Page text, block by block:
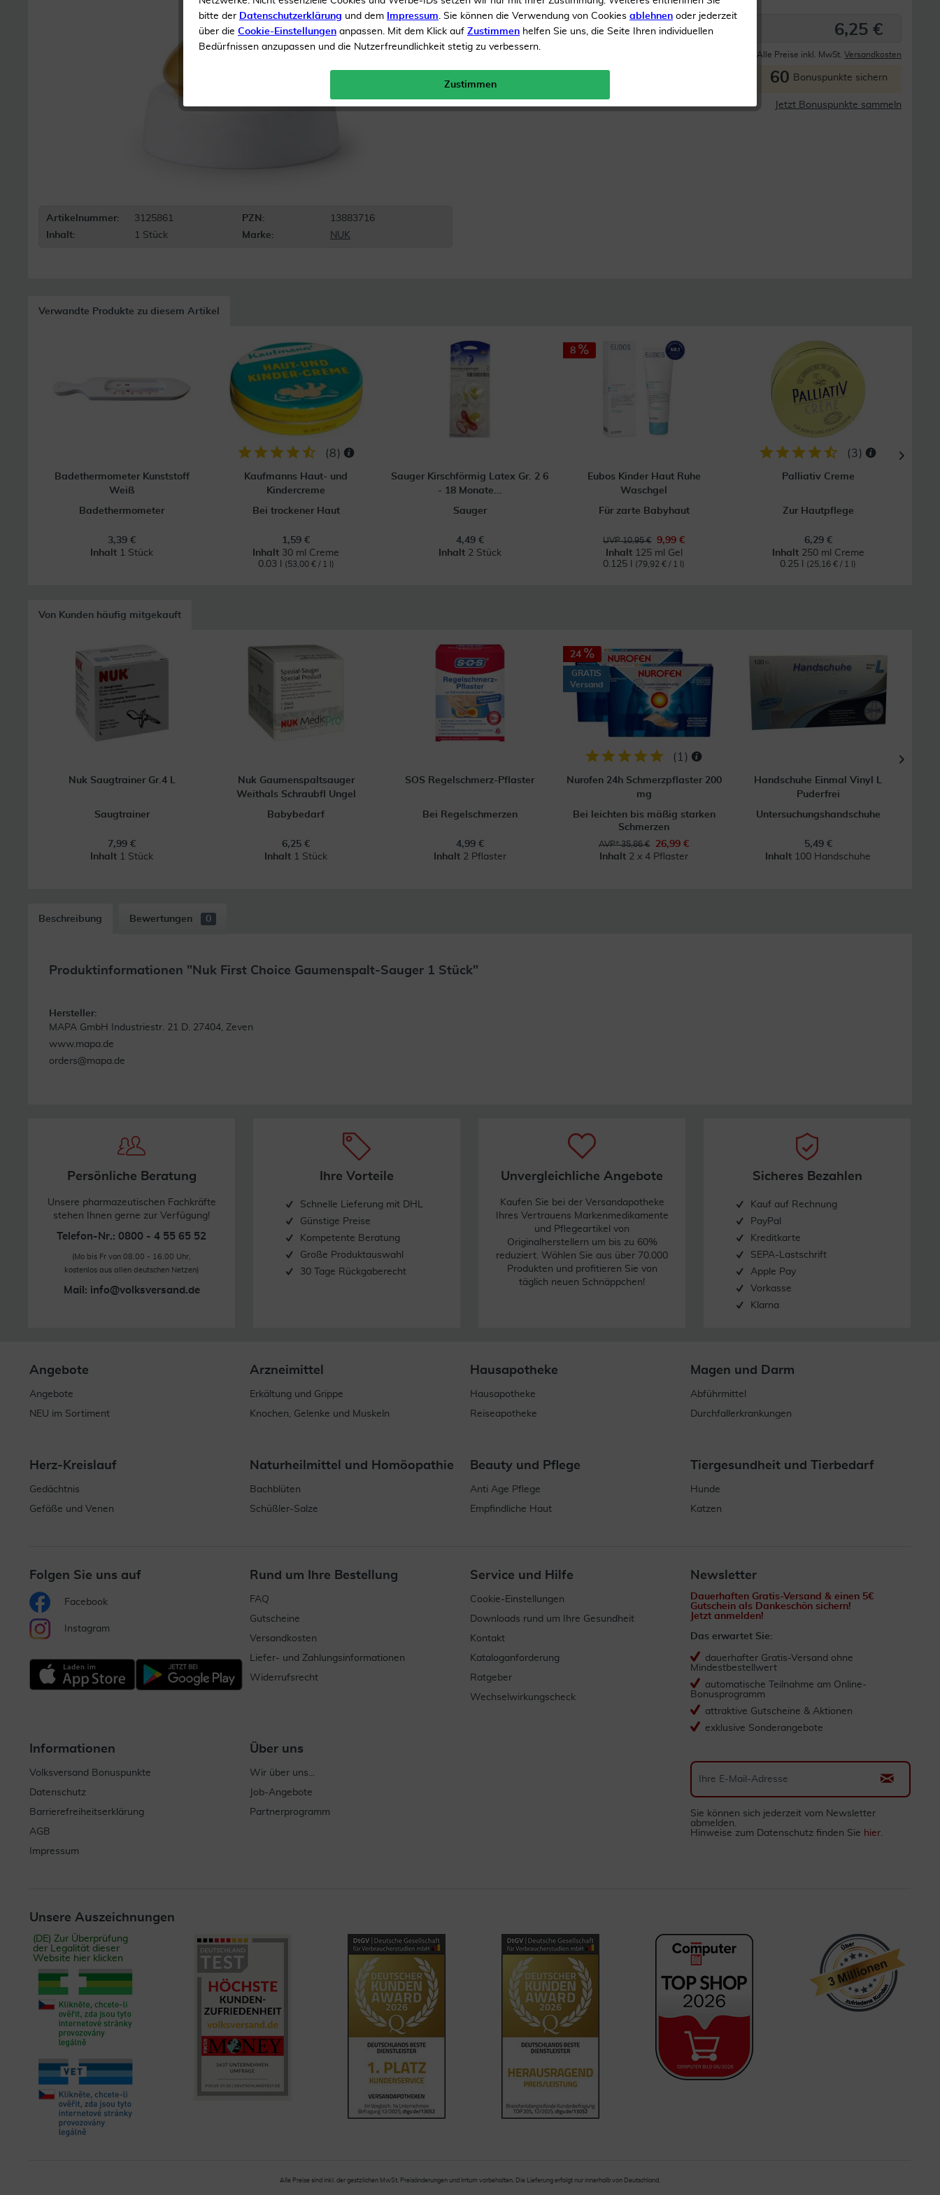
Artikelnummer: 3125861 PZN:
13883716
Inhalt:
1 Stück Marke: NUK
Inhalt1 Stück 6,25 €
Alle Preise inkl. MwSt. Versandkosten
60 Bonuspunkte sichern
Jetzt Bonuspunkte sammeln
Verwandte Produkte zu diesem Artikel
Badethermometer Kunststoff
Weiß
Badethermometer
3,39 €
Inhalt 1 Stück
(8)
Kaufmanns Haut- und
Kindercreme
Bei trockener Haut
1,59 €
Inhalt 30 ml Creme
0.03 l
(53,00 € / 1 l)
Sauger Kirschförmig Latex Gr. 2 6
- 18 Monate...
Sauger
4,49 €
Inhalt 2 Stück
8
Eubos Kinder Haut Ruhe
Waschgel
Für zarte Babyhaut
UVP 10,95 €
9,99 €
Inhalt 125 ml Gel
0.125 l
(79,92 € / 1 l)
(3)
Palliativ Creme
Zur Hautpflege
6,29 €
Inhalt 250 ml Creme
0.25 l
(25,16 € / 1 l)
Von Kunden häufig mitgekauft
Nuk Saugtrainer Gr.4 L
Saugtrainer
7,99 €
Inhalt 1 Stück
Nuk Gaumenspaltsauger
Weithals Schraubfl Ungel
Babybedarf
6,25 €
Inhalt 1 Stück
SOS Regelschmerz-Pflaster
Bei Regelschmerzen
4,99 €
Inhalt 2 Pflaster
24
GRATIS
Versand
( 1 )
Nurofen 24h Schmerzpflaster 200
mg
Bei leichten bis mäßig starken
Schmerzen
AVP* 35,86 €
26,99 €
Inhalt 2 x 4 Pflaster
Handschuhe Einmal Vinyl L
Puderfrei
Untersuchungshandschuhe
5,49 €
Inhalt 100 Handschuhe
Beschreibung Bewertungen 0
Produktinformationen "Nuk First Choice Gaumenspalt-Sauger 1 Stück"
Weiterlesen
Hersteller:
MAPA GmbH Industriestr. 21 D. 27404, Zeven
www.mapa.de
orders@mapa.de
Persönliche Beratung
Unsere pharmazeutischen Fachkräfte
stehen Ihnen gerne zur Verfügung!
Telefon-Nr.: 0800 - 4 55 65 52
(Mo bis Fr von 08.00 - 16.00 Uhr,
kostenlos aus allen deutschen Netzen)
Mail: info@volksversand.de
Ihre Vorteile
Schnelle Lieferung mit DHL
Günstige Preise
Kompetente Beratung
Große Produktauswahl
30 Tage Rückgaberecht
Unvergleichliche Angebote
Kaufen Sie bei der Versandapotheke
Ihres Vertrauens Markenmedikamente
und Pflegeartikel von
Originalherstellern um bis zu 60%
reduziert. Wählen Sie aus über 70.000
Produkten und profitieren Sie von
täglich neuen Schnäppchen!
Sicheres Bezahlen
Kauf auf Rechnung
PayPal
Kreditkarte
SEPA-Lastschrift
Apple Pay
Vorkasse
Klarna
Angebote
Angebote
NEU im Sortiment
Arzneimittel
Erkältung und Grippe
Knochen, Gelenke und Muskeln
Hausapotheke
Hausapotheke
Reiseapotheke
Magen und Darm
Abführmittel
Durchfallerkrankungen
Herz-Kreislauf
Gedächtnis
Gefäße und Venen
Naturheilmittel und Homöopathie
Bachblüten
Schüßler-Salze
Beauty und Pflege
Anti Age Pflege
Empfindliche Haut
Tiergesundheit und Tierbedarf
Hunde
Katzen
Folgen Sie uns auf
Facebook
Instagram
Rund um Ihre Bestellung
FAQ
Gutscheine
Versandkosten
Liefer- und Zahlungsinformationen
Widerrufsrecht
Service und Hilfe
Cookie-Einstellungen
Downloads rund um Ihre Gesundheit
Kontakt
Kataloganforderung
Ratgeber
Wechselwirkungscheck
Informationen
Volksversand Bonuspunkte
Datenschutz
Barrierefreiheitserklärung
AGB
Impressum
Über uns
Wir über uns...
Job-Angebote
Partnerprogramm
Newsletter
Dauerhaften Gratis-Versand & einen 5€
Gutschein als Dankeschön sichern!
Jetzt anmelden!
Das erwartet Sie:
dauerhafter Gratis-Versand ohne
Mindestbestellwert
automatische Teilnahme am Online-
Bonusprogramm
attraktive Gutscheine & Aktionen
exklusive Sonderangebote
Sie können sich jederzeit vom Newsletter
abmelden.
Hinweise zum Datenschutz finden Sie hier.
Unsere Auszeichnungen
(DE) Zur Überprüfung
der Legalität dieser
Website hier klicken
Alle Preise sind inkl. der gestzlichen MwSt. Preisänderungen und Irrtum vorbehalten. Die Lieferung erfolgt nur innerhalb von Deutschland.
bitte der Datenschutzerklärung und dem Impressum. Sie können die Verwendung von Cookies ablehnen oder jederzeit
über die Cookie-Einstellungen anpassen. Mit dem Klick auf Zustimmen helfen Sie uns, die Seite Ihren individuellen
Bedürfnissen anzupassen und die Nutzerfreundlichkeit stetig zu verbessern.
Zustimmen